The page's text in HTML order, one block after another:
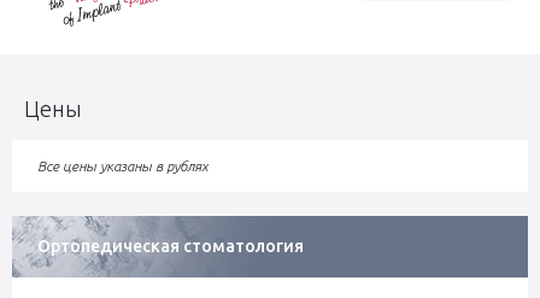
Цены
Все цены указаны в рублях
Ортопедическая стоматология